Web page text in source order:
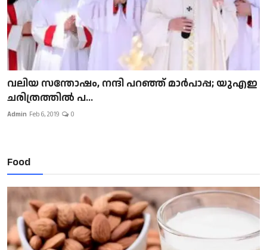
വലിയ സന്തോഷം, നന്ദി പറഞ്ഞ് മാർപാപ്പ; യുഎഇ
ചരിത്രത്തിൽ പ...
Admin Feb 6, 2019 0
Food